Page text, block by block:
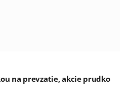
na prevzatie, akcie prudko